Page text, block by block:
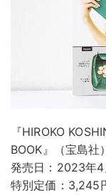
『HIROKO
BOOK』（宝島社）
発売日：2023年4
特別定価：3,245